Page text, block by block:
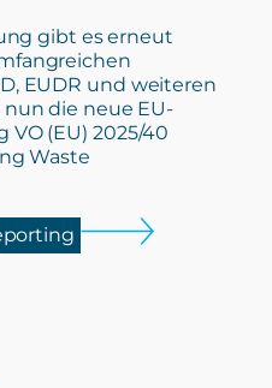
gibt es erneut
EUDR und weiteren
die neue EU-
(EU) 2025/40
Waste